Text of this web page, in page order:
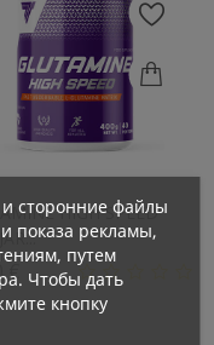
HIGH SPEED
€Цена
и сторонние файлы
показа рекламы,
путем
Чтобы дать
кнопку